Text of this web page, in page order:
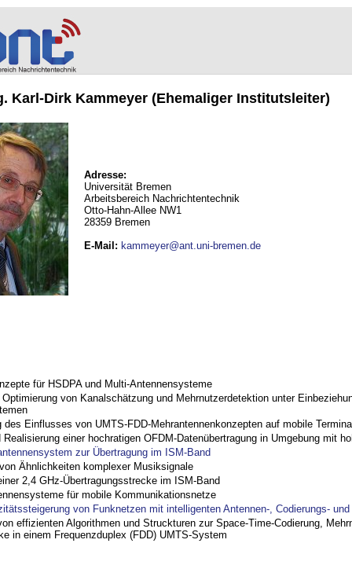
Karl-Dirk Kammeyer (Ehemaliger Institutsleiter)
Adresse:
Universität Bremen
Arbeitsbereich Nachrichtentechnik
Otto-Hahn-Allee NW1
28359 Bremen
E-Mail : kammeyer@ant.uni-bremen.de
für HSDPA und Multi-Antennensysteme
von Kanalschätzung und Mehrnutzerdetektion unter
des Einflusses von UMTS-FDD-Mehrantennenkonzepten auf mobile
Realisierung einer hochratigen OFDM-Datenübertragung in Umgebung mit
zur Übertragung im ISM-Band
Ähnlichkeiten komplexer Musiksignale
2,4 GHz-Übertragungsstrecke im ISM-Band
für mobile Kommunikationsnetze
von Funknetzen mit intelligenten Antennen-, Codierungs-
effizienten Algorithmen und Struckturen zur Space-Time-Codierung,
in einem Frequenzduplex (FDD) UMTS-System